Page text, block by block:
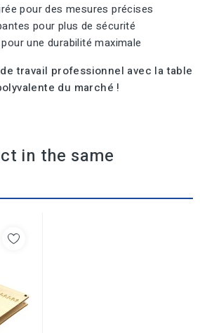
pour des mesures précises
pour plus de sécurité
une durabilité maximale
travail professionnel avec la table
du marché !
in the same